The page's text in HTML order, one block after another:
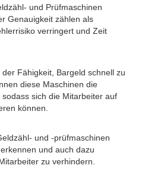
und Prüfmaschinen
Genauigkeit zählen als
verringert und Zeit
Fähigkeit, Bargeld schnell zu
diese Maschinen die
sich die Mitarbeiter auf
können.
und -prüfmaschinen
und auch dazu
zu verhindern.